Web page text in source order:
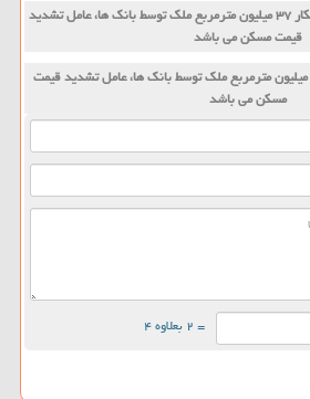
احتکار ۳۷ میلیون مترمربع ملک توسط بانک ها، عامل تشدید
قیمت مسکن می باشد
احتکار ۳۷ میلیون مترمربع ملک توسط بانک ها، عامل تشدید قیمت
مسکن می باشد
= ۲ بعلاوه ۴